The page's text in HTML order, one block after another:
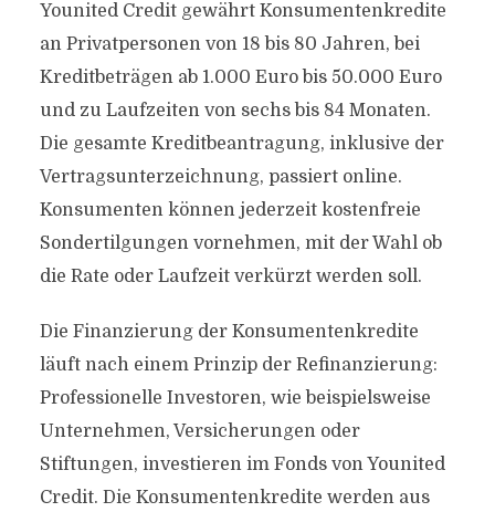
Younited Credit gewährt Konsumentenkredite
an Privatpersonen von 18 bis 80 Jahren, bei
Kreditbeträgen ab 1.000 Euro bis 50.000 Euro
und zu Laufzeiten von sechs bis 84 Monaten.
Die gesamte Kreditbeantragung, inklusive der
Vertragsunterzeichnung, passiert online.
Konsumenten können jederzeit kostenfreie
Sondertilgungen vornehmen, mit der Wahl ob
die Rate oder Laufzeit verkürzt werden soll.
Die Finanzierung der Konsumentenkredite
läuft nach einem Prinzip der Refinanzierung:
Professionelle Investoren, wie beispielsweise
Unternehmen, Versicherungen oder
Stiftungen, investieren im Fonds von Younited
Credit. Die Konsumentenkredite werden aus